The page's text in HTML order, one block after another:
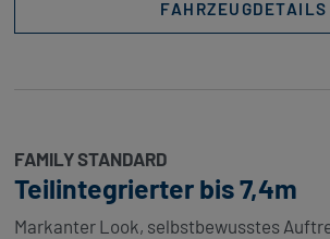
FAHRZEUGDETAILS
FAMILY STANDARD
Teilintegrierter bis 7,4m
Markanter Look, selbstbewusstes